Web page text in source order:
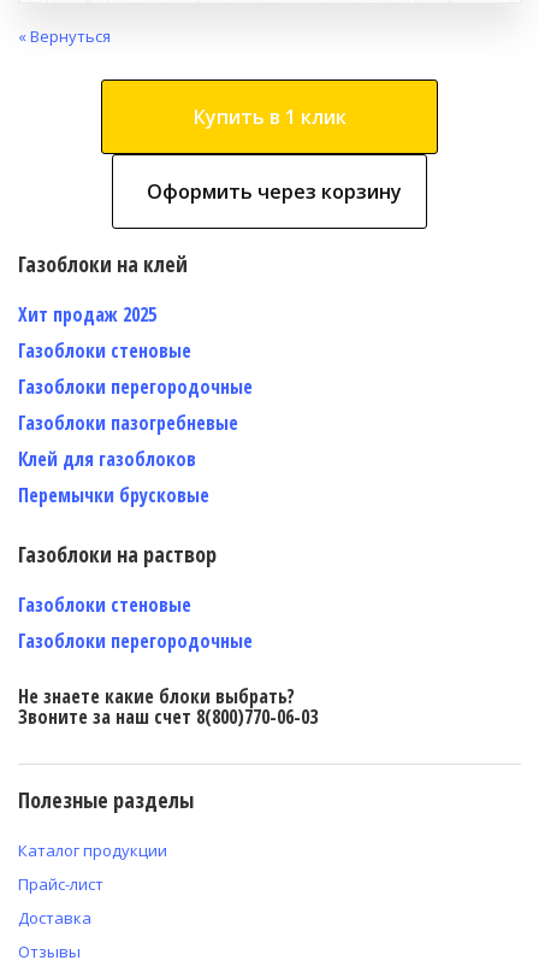
« Вернуться
Купить в 1 клик
Оформить через корзину
Газоблоки на клей
Хит продаж 2025
Газоблоки стеновые
Газоблоки перегородочные
Газоблоки пазогребневые
Клей для газоблоков
Перемычки брусковые
Газоблоки на раствор
Газоблоки стеновые
Газоблоки перегородочные
Не знаете какие блоки выбрать?
Звоните за наш счет 8(800)770-06-03
Полезные разделы
Каталог продукции
Прайс-лист
Доставка
Отзывы